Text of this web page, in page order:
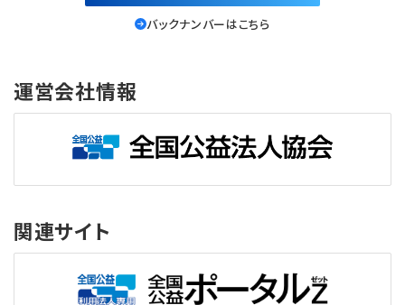
バックナンバーはこちら
運営会社情報
関連サイト